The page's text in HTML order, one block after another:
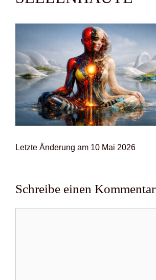
Letz­te Ände­rung am 10 Mai 2026
Schreibe einen Kommentar